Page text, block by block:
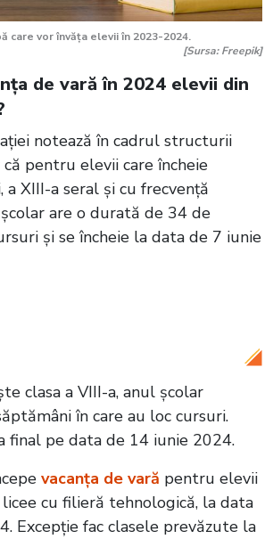
care vor învăța elevii în 2023-2024.
[Sursa: Freepik]
de vară în 2024 elevii din
notează în cadrul structurii
pentru elevii care încheie
a XIII-a seral și cu frecvență
are o durată de 34 de
și se încheie la data de 7 iunie
clasa a VIII-a, anul școlar
în care au loc cursuri.
final pe data de 14 iunie 2024.
vacanța de vară pentru elevii
cu filieră tehnologică, la data
Excepție fac clasele prevăzute la